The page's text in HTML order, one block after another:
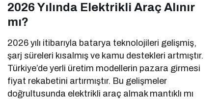
2026 Yılında Elektrikli Araç Alınır
mı?
2026 yılı itibarıyla batarya teknolojileri gelişmiş,
şarj süreleri kısalmış ve kamu destekleri artmıştır.
Türkiye’de yerli üretim modellerin pazara girmesi
fiyat rekabetini artırmıştır. Bu gelişmeler
doğrultusunda elektrikli araç almak mantıklı mı